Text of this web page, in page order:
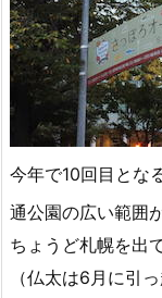
今年で10回目とな
通公園の広い範囲
ちょうど札幌を出
（仏太は6月に引